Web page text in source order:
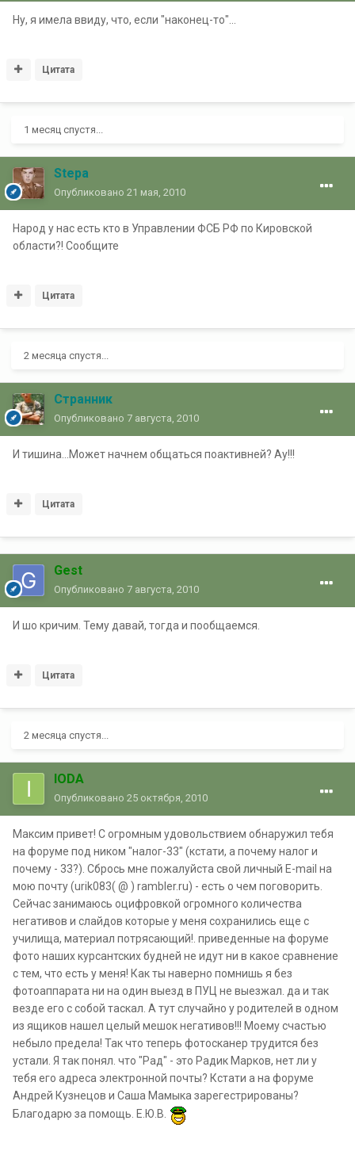
Ну, я имела ввиду, что, если "наконец-то"...
Цитата
1 месяц спустя...
Stepa
Опубликовано 21 мая, 2010
Народ у нас есть кто в Управлении ФСБ РФ по Кировской
области?! Сообщите
Цитата
2 месяца спустя...
Странник
Опубликовано 7 августа, 2010
И тишина...Может начнем общаться поактивней? Ау!!!
Цитата
Gest
Опубликовано 7 августа, 2010
И шо кричим. Тему давай, тогда и пообщаемся.
Цитата
2 месяца спустя...
IODA
Опубликовано 25 октября, 2010
Максим привет! С огромным удовольствием обнаружил тебя
на форуме под ником "налог-33" (кстати, а почему налог и
почему - 33?). Сбрось мне пожалуйста свой личный Е-mail на
мою почту (urik083( @ ) rambler.ru) - есть о чем поговорить.
Сейчас занимаюсь оцифровкой огромного количества
негативов и слайдов которые у меня сохранились еще с
училища, материал потрясающий!. приведенные на форуме
фото наших курсантских будней не идут ни в какое сравнение
с тем, что есть у меня! Как ты наверно помнишь я без
фотоаппарата ни на один выезд в ПУЦ не выезжал. да и так
везде его с собой таскал. А тут случайно у родителей в одном
из ящиков нашел целый мешок негативов!!! Моему счастью
небыло предела! Так что теперь фотосканер трудится без
устали. Я так понял. что "Рад" - это Радик Марков, нет ли у
тебя его адреса электронной почты? Кстати а на форуме
Андрей Кузнецов и Саша Мамыка зарегестрированы?
Благодарю за помощь. Е.Ю.В.